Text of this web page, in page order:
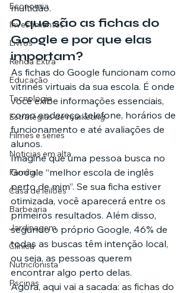
Economia
Investimentos
Livros
Renda Extra
Educação
Tecnologia
Estratégias de marketing
Filmes e séries
Noticias em alta
Família
Casa de leilões
Barbearia
Jardinagem
Clínica
Nutricionista
Pscinas
multidão.
O que são as fichas do
Google e por que elas
importam?
As fichas do Google funcionam como
vitrines virtuais da sua escola. É onde
você exibe informações essenciais,
como endereço, telefone, horários de
funcionamento e até avaliações de
alunos.
Imagine que uma pessoa busca no
Google “melhor escola de inglês
perto de mim”. Se sua ficha estiver
otimizada, você aparecerá entre os
primeiros resultados. Além disso,
segundo o próprio Google, 46% de
todas as buscas têm intenção local,
ou seja, as pessoas querem
encontrar algo perto delas.
Agora, aqui vai a sacada: as fichas do